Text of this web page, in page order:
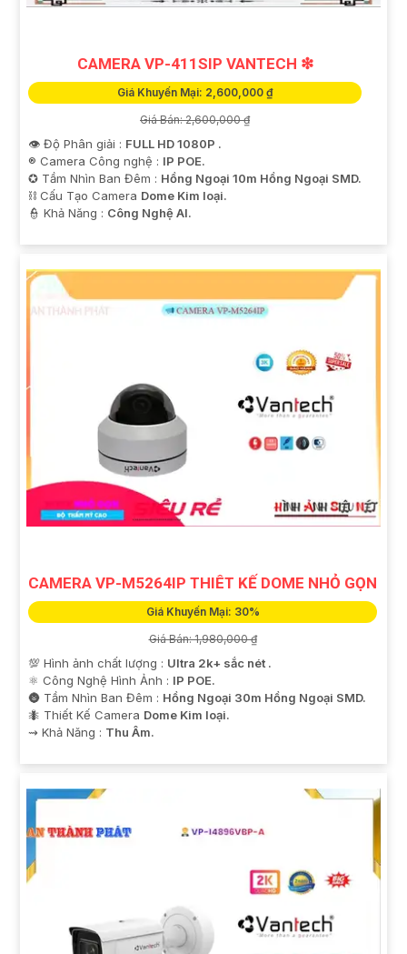
CAMERA VP-411SIP VANTECH ❇
Giá Khuyến Mại: 2,600,000 ₫
Giá Bán: 2,600,000 ₫
👁 Độ Phân giải : FULL HD 1080P .
®️ Camera Công nghệ : IP POE.
✪ Tầm Nhìn Ban Đêm : Hồng Ngoại 10m Hồng Ngoại SMD.
⛓ Cấu Tạo Camera Dome Kim loại.
️👮 Khả Năng : Công Nghệ AI.
CAMERA VP-M5264IP THIÊT KẾ DOME NHỎ GỌN
Giá Khuyến Mại: 30%
Giá Bán: 1,980,000 ₫
💯 Hình ảnh chất lượng : Ultra 2k+ sắc nét .
⚛️ Công Nghệ Hình Ảnh : IP POE.
🌚 Tầm Nhìn Ban Đêm : Hồng Ngoại 30m Hồng Ngoại SMD.
🐜 Thiết Kế Camera Dome Kim loại.
️⇝ Khả Năng : Thu Âm.